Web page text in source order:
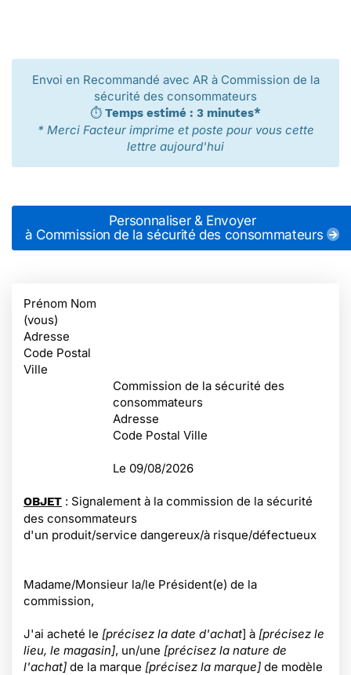
Envoi en Recommandé avec AR à Commission de la
sécurité des consommateurs
⏱️ Temps estimé : 3 minutes*
* Merci Facteur imprime et poste pour vous cette
lettre aujourd'hui
Personnaliser & Envoyer
à Commission de la sécurité des consommateurs
Prénom Nom
(vous)
Adresse
Code Postal
Ville
Commission de la sécurité des
consommateurs
Adresse
Code Postal Ville
Le 09/08/2026
OBJET : Signalement à la commission de la sécurité
des consommateurs
d'un produit/service dangereux/à risque/défectueux
Madame/Monsieur la/le Président(e) de la
commission,
J'ai acheté le [précisez la date d'achat] à [précisez le
lieu, le magasin], un/une [précisez la nature de
l'achat] de la marque [précisez la marque] de modèle